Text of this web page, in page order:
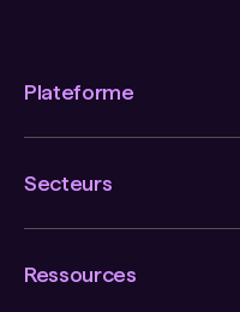
Plateforme
Secteurs
Ressources